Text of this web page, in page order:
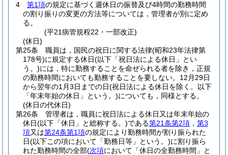
4
第1項の規定に基づく週休日の振替及び4時間の勤務時間
の割り振りの変更の方法等については，管理者が別に定め
る。
(平21病管規程22・一部改正)
(休日)
第25条
職員は，国民の祝日に関する法律(昭和23年法律第
178号)に規定する休日(以下「祝日法による休日」とい
う。)には，特に勤務することを命ぜられる者を除き，正規
の勤務時間においても勤務することを要しない。 12月29日
から翌年の1月3日までの日(祝日法による休日を除く。以下
「年末年始の休日」という。)についても，同様とする。
(休日の代休日)
第26条
管理者は，職員に祝日法による休日又は年末年始の
休日(以下「休日」と総称する。)である第21条第2項 ， 第3
項又は第24条第1項の規定により勤務時間が割り振られた
日(以下この項において「勤務日等」という。)に割り振ら
れた勤務時間の全部(次項において「休日の全勤務時間」と